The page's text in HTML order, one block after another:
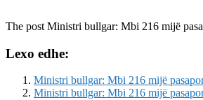
The post Ministri bullgar: Mbi 216 mijë
Lexo edhe:
Ministri bullgar: Mbi 216 mijë
Ministri bullgar: Mbi 216 mijë